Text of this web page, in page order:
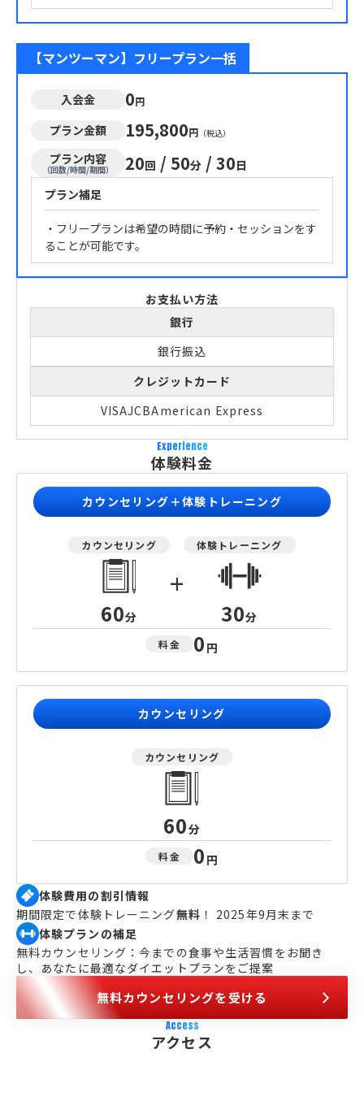
【マンツーマン】フリープラン一括
入会金 0円
プラン金額 195,800円 （税込）
プラン内容
（回数/時間/期間） 20回 / 50分 / 30日
プラン補足
・フリープランは希望の時間に予約・セッションをす
ることが可能です。
お支払い方法
銀行
銀行振込
クレジットカード
VISAJCBAmerican Express
Experience
体験料金
カウンセリング＋体験トレーニング
カウンセリング
60分
+
体験トレーニング
30分
料金 0 円
カウンセリング
カウンセリング
60分
料金 0 円
体験費用の割引情報
期間限定で体験トレーニング無料 ！ 2025年9月末まで
体験プランの補足
無料カウンセリング：今までの食事や生活習慣をお聞き
し、あなたに最適なダイエットプランをご提案
無料カウンセリングを受ける
Access
アクセス